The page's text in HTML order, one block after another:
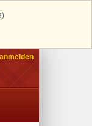
anmelden